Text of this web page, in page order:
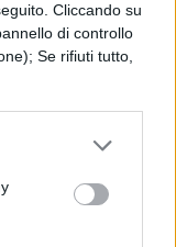
Cliccando su
di controllo
Se rifiuti tutto,
, che
solo dopo
e del
e
il progetto